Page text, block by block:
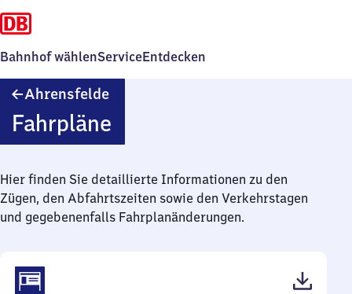
Bahnhof wählenServiceEntdecken
Ahrensfelde
Fahrpläne
Hier finden Sie detaillierte Informationen zu den
Zügen, den Abfahrtszeiten sowie den Verkehrstagen
und gegebenenfalls Fahrplanänderungen.